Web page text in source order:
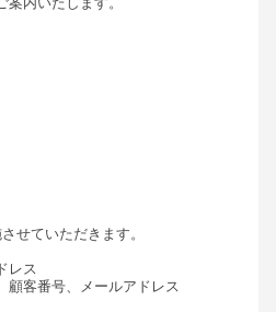
せていただきます。
レス
顧客番号、メールアドレス